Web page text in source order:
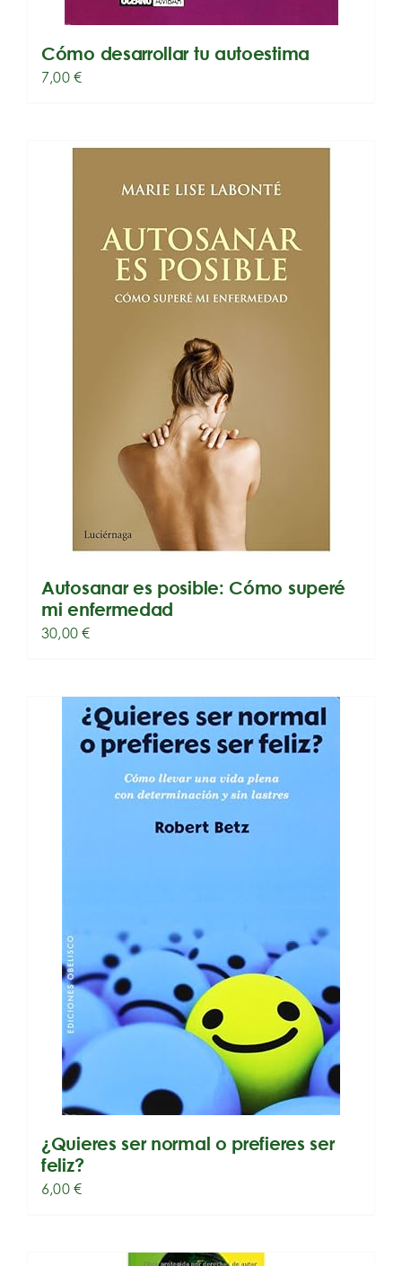
Cómo desarrollar tu autoestima
7,00€
Autosanar es posible: Cómo superé
mi enfermedad
30,00€
¿Quieres ser normal o prefieres ser
feliz?
6,00€